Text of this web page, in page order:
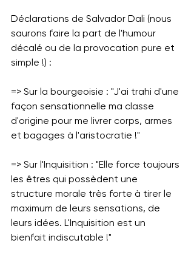
Déclarations de Salvador Dali (nous
saurons faire la part de l'humour
décalé ou de la provocation pure et
simple !) :
=> Sur la bourgeoisie : "J'ai trahi d'une
façon sensationnelle ma classe
d'origine pour me livrer corps, armes
et bagages à l'aristocratie !"
=> Sur l'Inquisition : "Elle force toujours
les êtres qui possèdent une
structure morale très forte à tirer le
maximum de leurs sensations, de
leurs idées. L'Inquisition est un
bienfait indiscutable !"